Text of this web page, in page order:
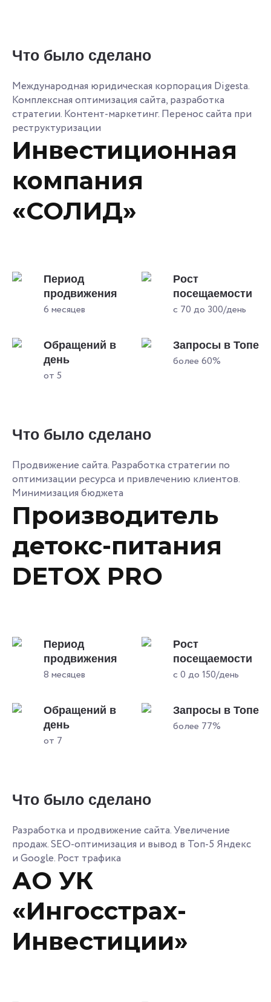
Что было сделано
Международная юридическая корпорация Digesta.
Комплексная оптимизация сайта, разработка
стратегии. Контент-маркетинг. Перенос сайта при
реструктуризации
Инвестиционная
компания
«СОЛИД»
Период
продвижения
6 месяцев
Рост
посещаемости
с 70 до 300/день
Обращений в
день
от 5
Запросы в Топе
более 60%
Что было сделано
Продвижение сайта. Разработка стратегии по
оптимизации ресурса и привлечению клиентов.
Минимизация бюджета
Производитель
детокс-питания
DETOX PRO
Период
продвижения
8 месяцев
Рост
посещаемости
с 0 до 150/день
Обращений в
день
от 7
Запросы в Топе
более 77%
Что было сделано
Разработка и продвижение сайта. Увеличение
продаж. SEO-оптимизация и вывод в Топ-5 Яндекс
и Google. Рост трафика
АО УК
«Ингосстрах-
Инвестиции»